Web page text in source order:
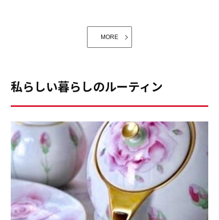
い！歴史も興味なし！園芸なんてしないし、サイクリン
グも興味なし！そんな方は、人との会話が成り立ちませ
に質問するなど、心がけます。それは、お食事の場を和
り」になっていきます。
つけてあるお鍋などたまに残っている時もあります
が。。。見て見ぬふりをして、今の時期は、陽が当たる
MORE
私らしい暮らしのルーティン